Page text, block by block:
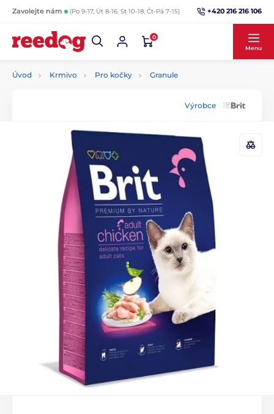
Zavolejte nám (Po 9-17, Út 8-16, St 10-18, Čt-Pá 7-15) +420 216 216 106
0
Menu
Úvod Krmivo Pro kočky Granule
Výrobce